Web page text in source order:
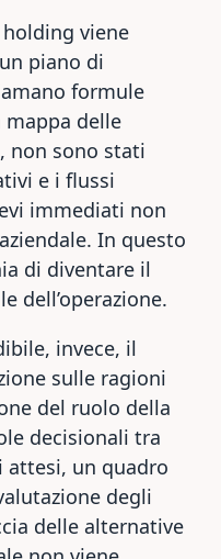
viene
piano di
formule
mappa delle
non sono stati
e i flussi
immediati non
In questo
di diventare il
dell’operazione.
invece, il
sulle ragioni
del ruolo della
decisionali tra
attesi, un quadro
degli
delle alternative